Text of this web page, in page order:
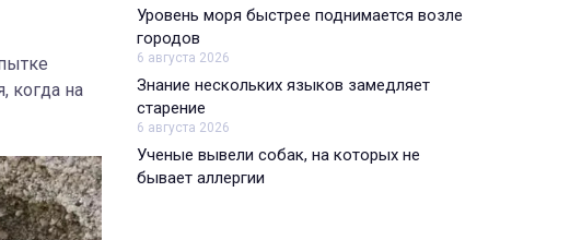
когда на
Уровень моря быстрее поднимается возле
городов
6 августа 2026
Знание нескольких языков замедляет
старение
6 августа 2026
Ученые вывели собак, на которых не
бывает аллергии